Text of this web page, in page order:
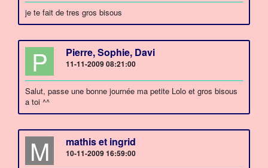
je te fait de tres gros bisous
P Pierre, Sophie, Davi
11-11-2009 08:21:00
Salut, passe une bonne journée ma petite Lolo et gros bisous
a toi ^^
M mathis et ingrid
10-11-2009 16:59:00